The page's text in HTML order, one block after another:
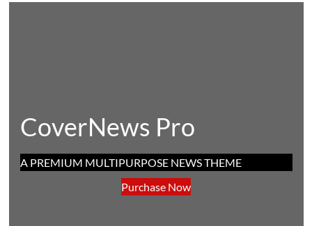
CoverNews Pro
A PREMIUM MULTIPURPOSE NEWS THEME
Purchase Now